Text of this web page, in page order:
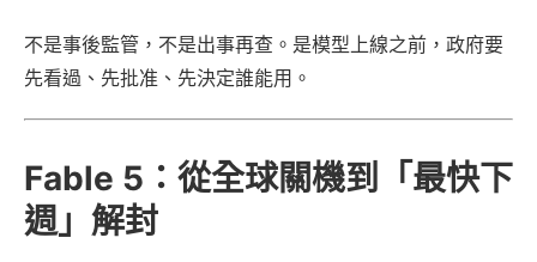
不是事後監管，不是出事再查。是模型上線之前，政府要
先看過、先批准、先決定誰能用。
Fable 5：從全球關機到「最快下
週」解封